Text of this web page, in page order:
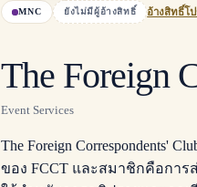
MNC ยังไม่มีผู้อ้างสิทธิ์ อ้างสิทธิ์โ
The Foreign
Event Services
The Foreign
ของ FCCT และสมาชิกคือการ